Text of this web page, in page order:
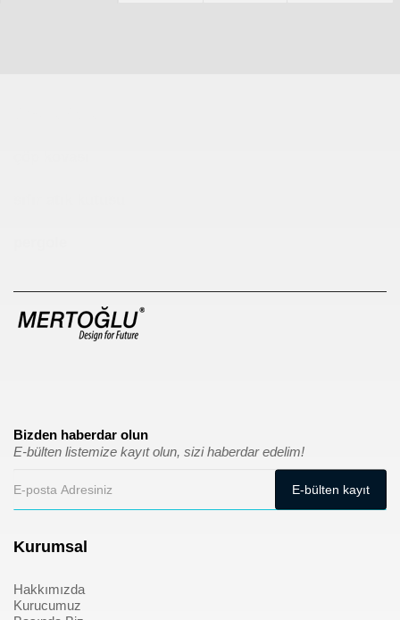
Bizden haberdar olun
E-bülten listemize kayıt olun, sizi haberdar edelim!
Kurumsal
Hakkımızda
Kurucumuz